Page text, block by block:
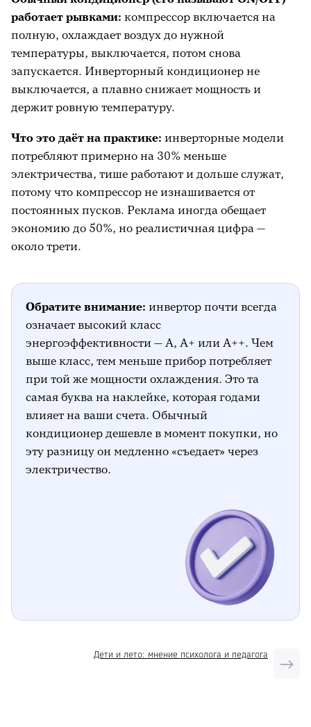
работает рывками: компрессор включается на
полную, охлаждает воздух до нужной
температуры, выключается, потом снова
запускается. Инверторный кондиционер не
выключается, а плавно снижает мощность и
держит ровную температуру.
Что это даёт на практике: инверторные модели
потребляют примерно на 30% меньше
электричества, тише работают и дольше служат,
потому что компрессор не изнашивается от
постоянных пусков. Реклама иногда обещает
экономию до 50%, но реалистичная цифра —
около трети.
Обратите внимание: инвертор почти всегда
означает высокий класс
энергоэффективности — A, A+ или A++. Чем
выше класс, тем меньше прибор потребляет
при той же мощности охлаждения. Это та
самая буква на наклейке, которая годами
влияет на ваши счета. Обычный
кондиционер дешевле в момент покупки, но
эту разницу он медленно «съедает» через
электричество.
Дети и лето: мнение психолога и педагога